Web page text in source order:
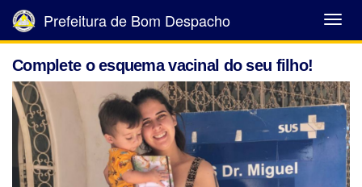
Abrir
Menu
Prefeitura de Bom Despacho
Complete o esquema vacinal do seu filho!